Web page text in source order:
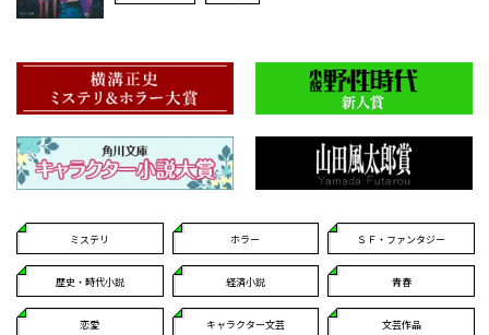
ミステリ ホラー ＳＦ・ファンタジー
歴史・時代小説 経済小説 青春
恋愛 キャラクター文芸 文芸作品